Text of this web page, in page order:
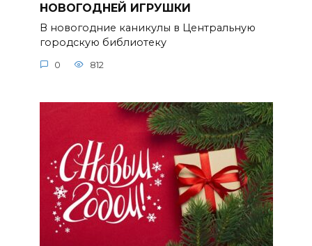
НОВОГОДНЕЙ ИГРУШКИ
В новогодние каникулы в Центральную
городскую библиотеку
0 812